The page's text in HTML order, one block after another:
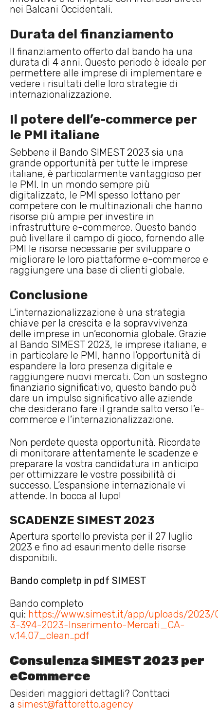
nei Balcani Occidentali.
Durata del finanziamento
Il finanziamento offerto dal bando ha una
durata di 4 anni. Questo periodo è ideale per
permettere alle imprese di implementare e
vedere i risultati delle loro strategie di
internazionalizzazione.
Il potere dell’e-commerce per
le PMI italiane
Sebbene il Bando SIMEST 2023 sia una
grande opportunità per tutte le imprese
italiane, è particolarmente vantaggioso per
le PMI. In un mondo sempre più
digitalizzato, le PMI spesso lottano per
competere con le multinazionali che hanno
risorse più ampie per investire in
infrastrutture e-commerce. Questo bando
può livellare il campo di gioco, fornendo alle
PMI le risorse necessarie per sviluppare o
migliorare le loro piattaforme e-commerce e
raggiungere una base di clienti globale.
Conclusione
L’internazionalizzazione è una strategia
chiave per la crescita e la sopravvivenza
delle imprese in un’economia globale. Grazie
al Bando SIMEST 2023, le imprese italiane, e
in particolare le PMI, hanno l’opportunità di
espandere la loro presenza digitale e
raggiungere nuovi mercati. Con un sostegno
finanziario significativo, questo bando può
dare un impulso significativo alle aziende
che desiderano fare il grande salto verso l’e-
commerce e l’internazionalizzazione.
Non perdete questa opportunità. Ricordate
di monitorare attentamente le scadenze e
preparare la vostra candidatura in anticipo
per ottimizzare le vostre possibilità di
successo. L’espansione internazionale vi
attende. In bocca al lupo!
SCADENZE SIMEST 2023
Apertura sportello prevista per il 27 luglio
2023 e fino ad esaurimento delle risorse
disponibili.
Bando completp in pdf SIMEST
Bando completo
qui: https://www.simest.it/app/uploads/2023/
3-394-2023-Inserimento-Mercati_CA-
v.14.07_clean..pdf
Consulenza SIMEST 2023 per
eCommerce
Desideri maggiori dettagli? Conttaci
a simest@fattoretto.agency